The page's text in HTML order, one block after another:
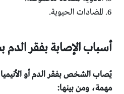
6. المضادات الحيوية.
أسباب الإصابة بفقر
يُصاب الشخص بفقر الدم أو
مهمة، ومن بينها: